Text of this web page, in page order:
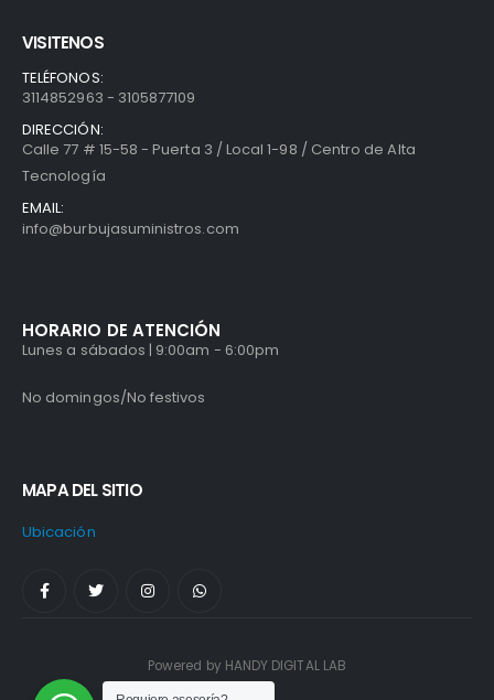
VISITENOS
TELÉFONOS:
3114852963 - 3105877109
DIRECCIÓN:
Calle 77 # 15-58 - Puerta 3 / Local 1-98 / Centro de Alta
Tecnología
EMAIL:
info@burbujasuministros.com
HORARIO DE ATENCIÓN
Lunes a sábados | 9:00am - 6:00pm
No domingos/No festivos
MAPA DEL SITIO
Ubicación
Powered by HANDY DIGITAL LAB